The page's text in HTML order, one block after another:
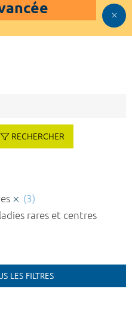
RECHERCHER
(3)
rares et centres
LES FILTRES